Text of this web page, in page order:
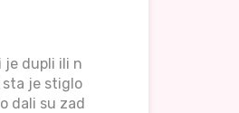
je dupli ili n
sta je stiglo
dali su zad